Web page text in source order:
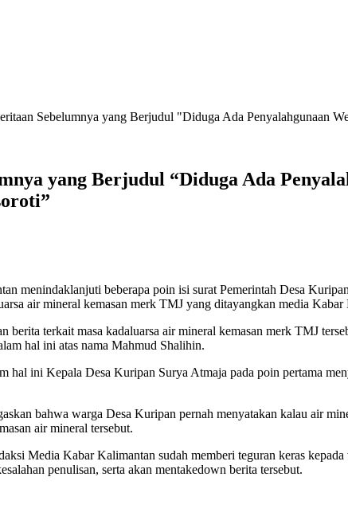
Sebelumnya yang Berjudul "Diduga Ada Penyalahgunaan
yang Berjudul “Diduga Ada
menindaklanjuti beberapa poin isi surat Pemerintah Desa
air mineral kemasan merk TMJ yang ditayangkan media
terkait masa kadaluarsa air mineral kemasan merk TMJ
hal ini atas nama Mahmud Shalihin.
hal ini Kepala Desa Kuripan Surya Atmaja pada poin pertama
bahwa warga Desa Kuripan pernah menyatakan kalau air
air mineral tersebut.
Media Kabar Kalimantan sudah memberi teguran keras
penulisan, serta akan mentakedown berita tersebut.